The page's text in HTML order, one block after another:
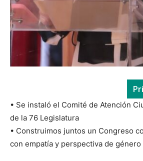
• Se instaló el Comité de Atención
de la 76 Legislatura
• Construimos juntos un Congreso
con empatía y perspectiva de género